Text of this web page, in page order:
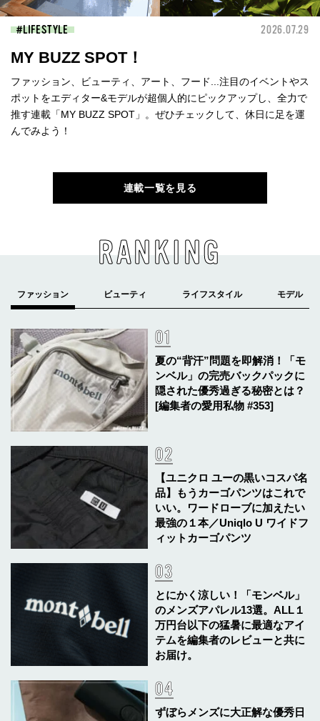
LIFESTYLE 2026.07.29
MY BUZZ SPOT！
ファッション、ビューティ、アート、フード...注目のイベントやス
ポットをエディター&モデルが超個人的にピックアップし、全力で
推す連載「MY BUZZ SPOT」。ぜひチェックして、休日に足を運
んでみよう！
連載一覧を見る
RANKING
夏の“背汗”問題を即解消！「モ
ンベル」の完売バックパックに
隠された優秀過ぎる秘密とは？
[編集者の愛用私物 #353]
【ユニクロ ユーの黒いコスパ名
品】もうカーゴパンツはこれで
いい。ワードローブに加えたい
最強の１本／Uniqlo U ワイドフ
ィットカーゴパンツ
とにかく涼しい！「モンベル」
のメンズアパレル13選。ALL１
万円台以下の猛暑に最適なアイ
テムを編集者のレビューと共に
お届け。
ずぼらメンズに大正解な優秀日